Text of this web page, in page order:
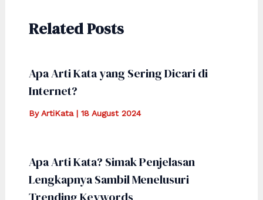
Related Posts
Apa Arti Kata yang Sering Dicari di
Internet?
ByArtiKata | 18 August 2024
Apa Arti Kata? Simak Penjelasan
Lengkapnya Sambil Menelusuri